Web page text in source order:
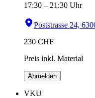
17:30 – 21:30 Uhr
Poststrasse 24,
230 CHF
Preis inkl. Material
Anmelden
VKU